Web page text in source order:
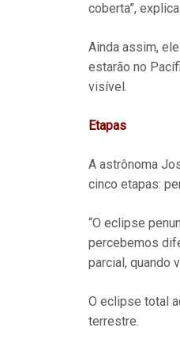
coberta”, explica.
Ainda assim,
estarão no
visível.
Etapas
A astrônoma
cinco etapas:
“O eclipse
percebemos
parcial, quando
O eclipse total
terrestre.